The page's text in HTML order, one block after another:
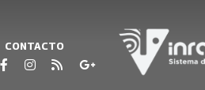
CONTACTO